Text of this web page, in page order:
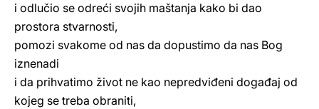
i odlučio se odreći svojih maštanja kako bi dao
prostora stvarnosti,
pomozi svakome od nas da dopustimo da nas Bog
iznenadi
i da prihvatimo život ne kao nepredviđeni događaj od
kojeg se treba obraniti,